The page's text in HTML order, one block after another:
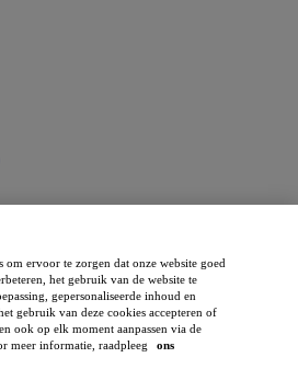
venster)
ervoor te zorgen dat onze website goed
het gebruik van de website te
gepersonaliseerde inhoud en
gebruik van deze cookies accepteren of
ook op elk moment aanpassen via de
meer informatie, raadpleeg
ons